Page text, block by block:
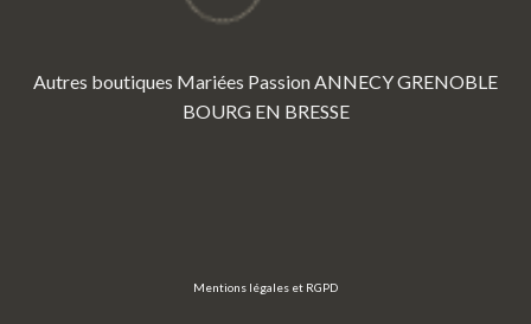
Autres boutiques Mariées PassionANNECYGRENOBLE
BOURG EN BRESSE
Mentions légales et RGPD